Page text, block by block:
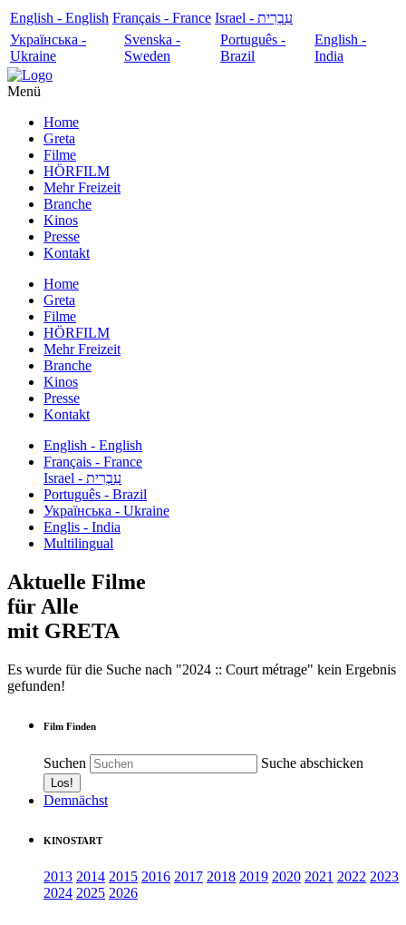
English - English Français - France
עִבְרִית - Israel
Українська -
Ukraine
Svenska -
Sweden
Português -
Brazil
English -
India
Menü
Home
Greta
Filme
HÖRFILM
Mehr Freizeit
Branche
Kinos
Presse
Kontakt
Home
Greta
Filme
HÖRFILM
Mehr Freizeit
Branche
Kinos
Presse
Kontakt
English - English
Français - France
עִבְרִית - Israel
Português - Brazil
Українська - Ukraine
Englis - India
Multilingual
Aktuelle Filme
für Alle
mit GRETA
Es wurde für die Suche nach "2024 :: Court métrage" kein Ergebnis
gefunden!
Film Finden
Suchen Suche abschicken
Demnächst
KINOSTART
2013 2014 2015 2016 2017 2018 2019 2020 2021 2022 2023
2024 2025 2026